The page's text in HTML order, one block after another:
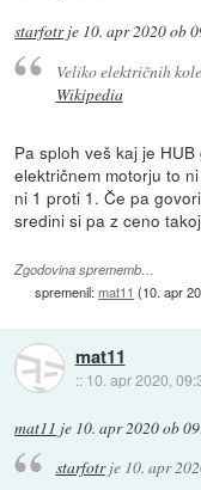
starfotrje 10. apr 2020 ob
Veliko električnih
Wikipedia
Pa sploh veš kaj je
električnem motorju to
ni 1 proti 1. Če pa
sredini si pa z ceno
Zgodovina sprememb…
spremenil:mat11 (10. apr
mat11
:: 10. apr 2020,
mat11 je 10. apr 2020 ob
starfotrje 10. apr